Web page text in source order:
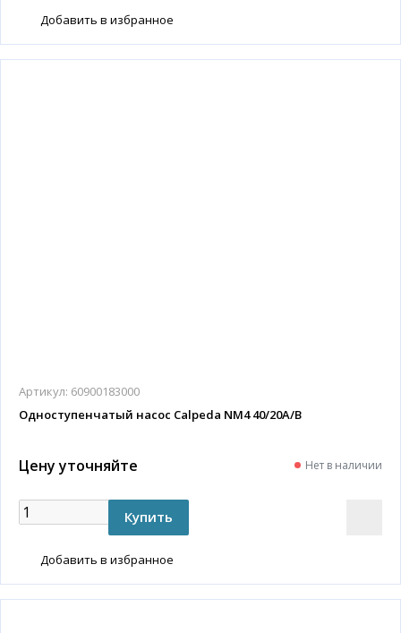
Добавить в избранное
Артикул: 60900183000
Одноступенчатый насос Calpeda NM4 40/20A/B
Цену уточняйте Нет в наличии
Добавить в избранное